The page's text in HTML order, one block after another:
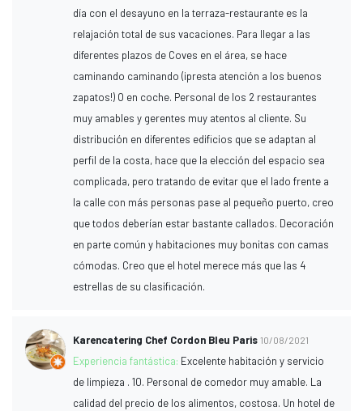
día con el desayuno en la terraza-restaurante es la
relajación total de sus vacaciones. Para llegar a las
diferentes plazos de Coves en el área, se hace
caminando caminando (¡presta atención a los buenos
zapatos!) O en coche. Personal de los 2 restaurantes
muy amables y gerentes muy atentos al cliente. Su
distribución en diferentes edificios que se adaptan al
perfil de la costa, hace que la elección del espacio sea
complicada, pero tratando de evitar que el lado frente a
la calle con más personas pase al pequeño puerto, creo
que todos deberían estar bastante callados. Decoración
en parte común y habitaciones muy bonitas con camas
cómodas. Creo que el hotel merece más que las 4
estrellas de su clasificación.
Karencatering Chef Cordon Bleu Paris 10/08/2021
Experiencia fantástica: Excelente habitación y servicio
de limpieza . 10. Personal de comedor muy amable. La
calidad del precio de los alimentos, costosa. Un hotel de